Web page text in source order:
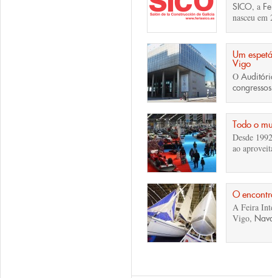
SICO, a
nasceu em
Um
Vigo
O
congressos
Todo o
Desde
ao
O
A Feira
Vigo,